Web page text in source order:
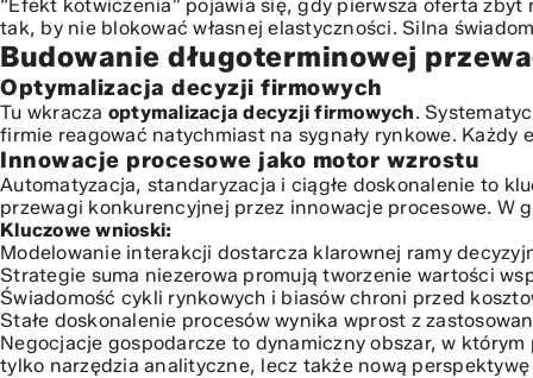
“Efekt kotwiczenia” pojawia się, gdy pierwsza oferta
tak, by nie blokować własnej elastyczności. Silna
Budowanie długoterminowej
Optymalizacja decyzji firmowych
Tu wkracza optymalizacja decyzji firmowych.
firmie reagować natychmiast na sygnały rynkowe. Każdy
Innowacje procesowe jako motor wzrostu
Automatyzacja, standaryzacja i ciągłe doskonalenie to
przewagi konkurencyjnej przez innowacje procesowe. W
Kluczowe wnioski:
Modelowanie interakcji dostarcza klarownej ramy
Strategie suma niezerowa promują tworzenie wartości
Świadomość cykli rynkowych i biasów chroni przed
Stałe doskonalenie procesów wynika wprost z
Negocjacje gospodarcze to dynamiczny obszar, w
tylko narzędzia analityczne, lecz także nową